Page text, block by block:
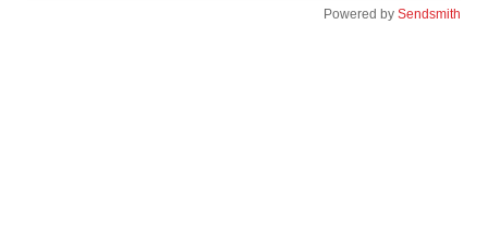
Powered by Sendsmith